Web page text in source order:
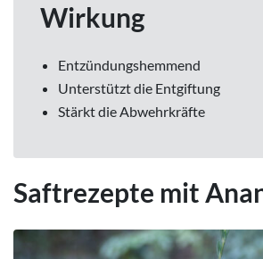
Wirkung
Entzündungshemmend
Unterstützt die Entgiftung
Stärkt die Abwehrkräfte
Saftrezepte mit